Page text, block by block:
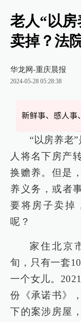
老人“以
卖掉？法
华龙网-重庆晨报
2024-05-28 05:28:38
“以房养老
人将名下房产
换赡养。但是
养义务，或者
要将房子卖掉
呢？
家住北京
旬，只有一套
一个女儿。
份《承诺书》
下的案涉房屋